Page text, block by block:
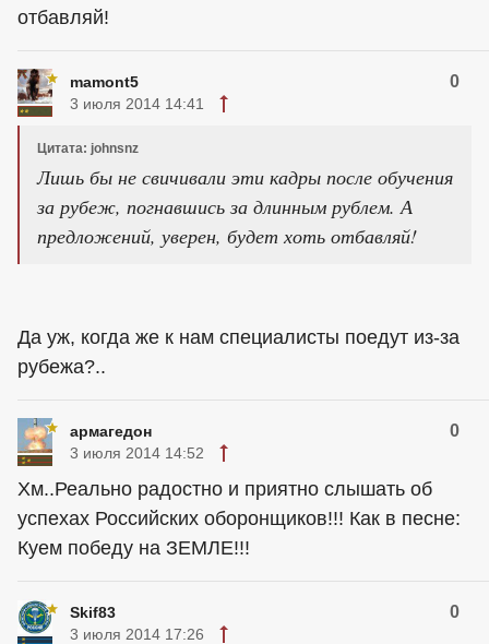
отбавляй!
mamont5 0
3 июля 2014 14:41
Цитата: johnsnz
Лишь бы не свичивали эти кадры после обучения
за рубеж, погнавшись за длинным рублем. А
предложений, уверен, будет хоть отбавляй!
Да уж, когда же к нам специалисты поедут из-за
рубежа?..
армагедон 0
3 июля 2014 14:52
Хм..Реально радостно и приятно слышать об
успехах Российских оборонщиков!!! Как в песне:
Куем победу на ЗЕМЛЕ!!!
Skif83 0
3 июля 2014 17:26